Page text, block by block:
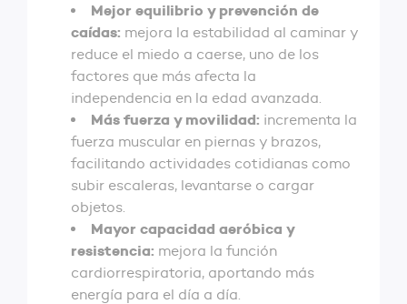
Mejor equilibrio y prevención de
caídas: mejora la estabilidad al caminar y
reduce el miedo a caerse, uno de los
factores que más afecta la
independencia en la edad avanzada.
Más fuerza y movilidad: incrementa la
fuerza muscular en piernas y brazos,
facilitando actividades cotidianas como
subir escaleras, levantarse o cargar
objetos.
Mayor capacidad aeróbica y
resistencia: mejora la función
cardiorrespiratoria, aportando más
energía para el día a día.